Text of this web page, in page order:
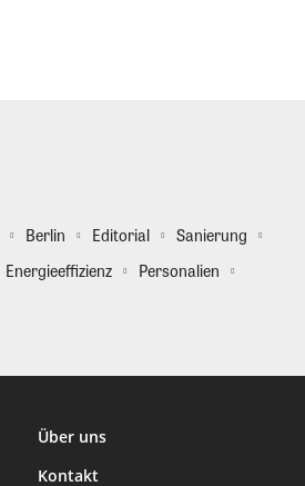
Berlin Editorial
Sanierung
Energieeffizienz
Personalien
Über uns
Kontakt